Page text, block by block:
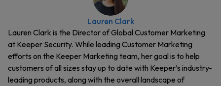
Lauren Clark
Lauren Clark is the Director of Global Customer Marketing
at Keeper Security. While leading Customer Marketing
efforts on the Keeper Marketing team, her goal is to help
customers of all sizes stay up to date with Keeper’s industry-
leading products, along with the overall landscape of